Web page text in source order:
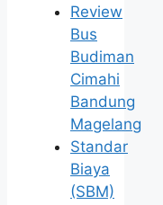
Review
Bus
Budiman
Cimahi
Bandung
Magelang
Standar
Biaya
(SBM)